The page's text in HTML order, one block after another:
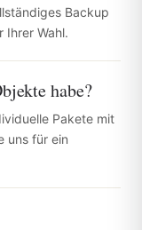
Backup
Ihrer Wahl.
habe?
Pakete mit
uns für ein